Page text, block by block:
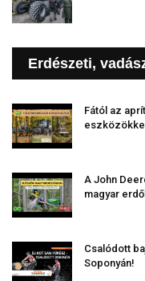
Erdészeti,
Fától az
A John
magyar
Csalódott
Soponyán!